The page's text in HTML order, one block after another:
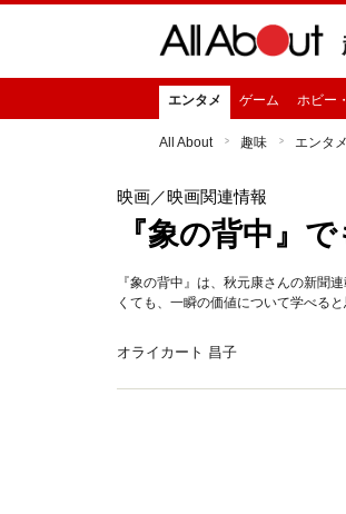
エンタメ ゲーム ホビー
All About 趣味 エンタメ
映画／映画関連情報
『象の背中』
『象の背中』は、秋元康さんの新聞
くても、一瞬の価値について学べる
オライカート 昌子